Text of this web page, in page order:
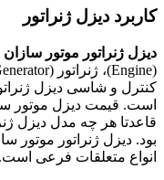
کاربرد دیزل ژنراتور
دیزل ژنراتور موتور سازان
کنترل و شاسی دیزل
است. قیمت دیزل موتور
قاعدتا هر چه مدل دیزل
بود. دیزل ژنراتور موتور
انواع متعلقات فرعی است.